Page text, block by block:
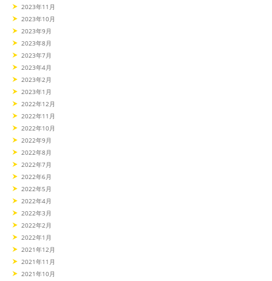
2023年11月
2023年10月
2023年9月
2023年8月
2023年7月
2023年4月
2023年2月
2023年1月
2022年12月
2022年11月
2022年10月
2022年9月
2022年8月
2022年7月
2022年6月
2022年5月
2022年4月
2022年3月
2022年2月
2022年1月
2021年12月
2021年11月
2021年10月